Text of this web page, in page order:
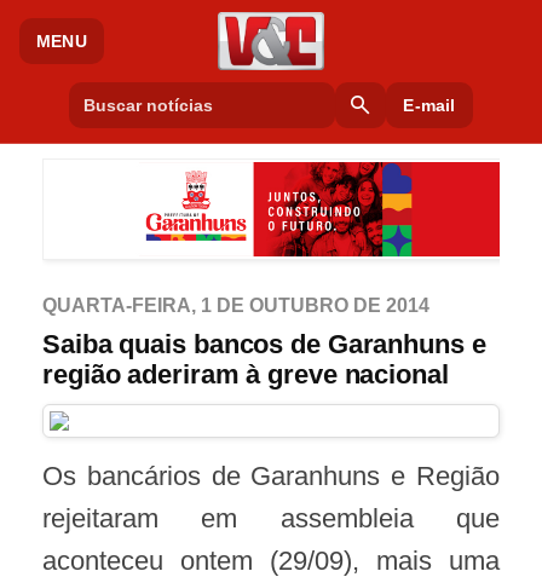
MENU
search E-mail
QUARTA-FEIRA, 1 DE OUTUBRO DE 2014
Saiba quais bancos de Garanhuns e
região aderiram à greve nacional
Os bancários de Garanhuns e Região
rejeitaram em assembleia que
aconteceu ontem (29/09), mais uma